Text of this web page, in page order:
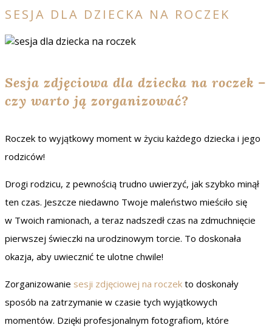
SESJA DLA DZIECKA NA ROCZEK
Sesja zdjęciowa dla dziecka na roczek –
czy warto ją zorganizować?
Roczek to wyjątkowy moment w życiu każdego dziecka i jego
rodziców!
Drogi rodzicu, z pewnością trudno uwierzyć, jak szybko minął
ten czas. Jeszcze niedawno Twoje maleństwo mieściło się
w Twoich ramionach, a teraz nadszedł czas na zdmuchnięcie
pierwszej świeczki na urodzinowym torcie. To doskonała
okazja, aby uwiecznić te ulotne chwile!
Zorganizowanie sesji zdjęciowej na roczek to doskonały
sposób na zatrzymanie w czasie tych wyjątkowych
momentów. Dzięki profesjonalnym fotografiom, które